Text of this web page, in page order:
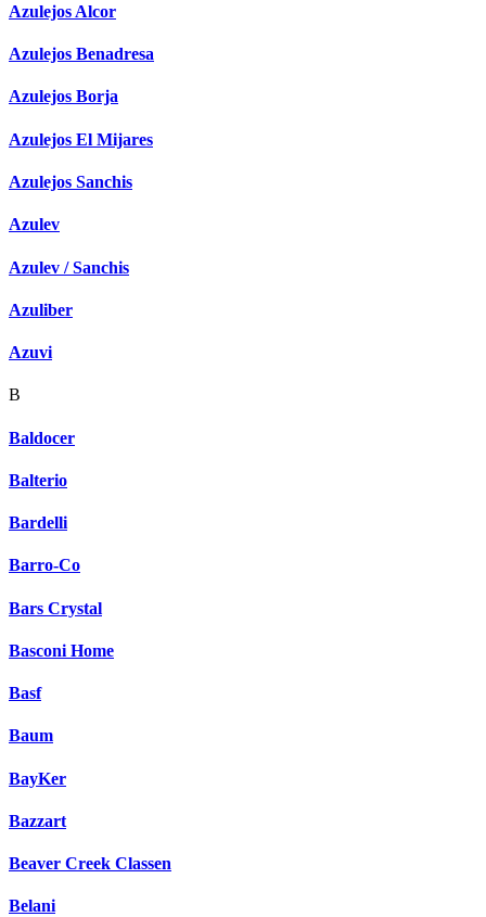
Azulejos Alcor
Azulejos Benadresa
Azulejos Borja
Azulejos El Mijares
Azulejos Sanchis
Azulev
Azulev / Sanchis
Azuliber
Azuvi
B
Baldocer
Balterio
Bardelli
Barro-Co
Bars Crystal
Basconi Home
Basf
Baum
BayKer
Bazzart
Beaver Сreek Classen
Belani